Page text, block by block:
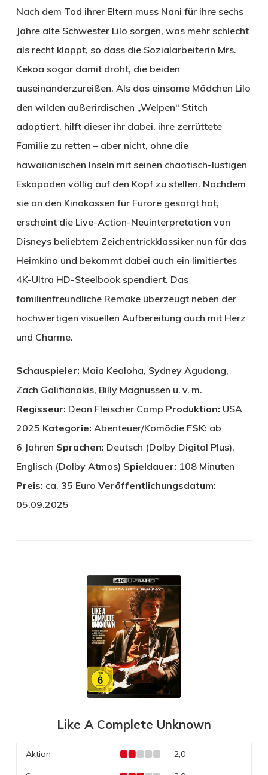
Nach dem Tod ihrer Eltern muss Nani für ihre sechs
Jahre alte Schwester Lilo sorgen, was mehr schlecht
als recht klappt, so dass die Sozialarbeiterin Mrs.
Kekoa sogar damit droht, die beiden
auseinanderzureißen. Als das einsame Mädchen Lilo
den wilden außerirdischen „Welpen“ Stitch
adoptiert, hilft dieser ihr dabei, ihre zerrüttete
Familie zu retten – aber nicht, ohne die
hawaiianischen Inseln mit seinen chaotisch-lustigen
Eskapaden völlig auf den Kopf zu stellen. Nachdem
sie an den Kinokassen für Furore gesorgt hat,
erscheint die Live-Action-Neuinterpretation von
Disneys beliebtem Zeichentrickklassiker nun für das
Heimkino und bekommt dabei auch ein limitiertes
4K-Ultra HD-Steelbook spendiert. Das
familienfreundliche Remake überzeugt neben der
hochwertigen visuellen Aufbereitung auch mit Herz
und Charme.
Schauspieler: Maia Kealoha, Sydney Agudong,
Zach Galifianakis, Billy Magnussen u. v. m.
Regisseur: Dean Fleischer Camp Produktion: USA
2025 ­ Kategorie: Abenteuer/Komödie FSK: ab
6 Jahren Sprachen: Deutsch (Dolby Digital Plus),
Englisch (Dolby Atmos) Spieldauer: 108 Minuten
Preis: ca. 35 Euro Veröffentlichungsdatum:
05.09.2025
Like A Complete Unknown
Aktion 2,0